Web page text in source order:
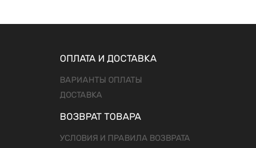
ОПЛАТА И ДОСТАВКА
ВАРИАНТЫ ОПЛАТЫ
ДОСТАВКА
ВОЗВРАТ ТОВАРА
УСЛОВИЯ И ПРАВИЛА ВОЗВРАТА